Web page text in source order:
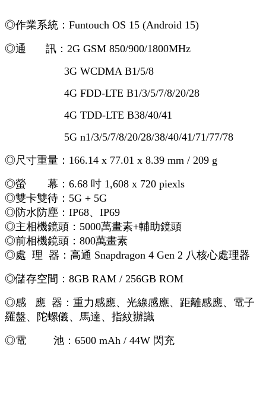
◎作業系統：Funtouch OS 15 (Android 15)
◎通 訊：2G GSM 850/900/1800MHz
3G WCDMA B1/5/8
4G FDD-LTE B1/3/5/7/8/20/28
4G TDD-LTE B38/40/41
5G n1/3/5/7/8/20/28/38/40/41/71/77/78
◎尺寸重量：166.14 x 77.01 x 8.39 mm / 209 g
◎螢 幕：6.68 吋 1,608 x 720 piexls
◎雙卡雙待：5G + 5G
◎防水防塵：IP68、IP69
◎主相機鏡頭：5000萬畫素+輔助鏡頭
◎前相機鏡頭：800萬畫素
◎處 理 器：高通 Snapdragon 4 Gen 2 八核心處理器
◎儲存空間：8GB RAM / 256GB ROM
◎感 應 器：重力感應、光線感應、距離感應、電子
羅盤、陀螺儀、馬達、指紋辦識
◎電 池：6500 mAh / 44W 閃充